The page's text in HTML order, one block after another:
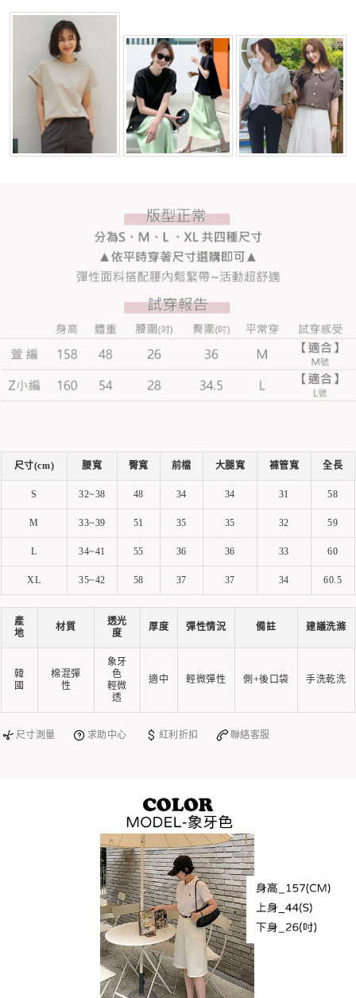
尺寸(cm) 腰寬 臀寬 前檔 大腿寬 褲管寬 全長
S 32~38 48 34 34 31 58
M 33~39 51 35 35 32 59
L 34~41 55 36 36 33 60
XL 35~42 58 37 37 34 60.5
產
地
材質
透光
度
厚度 彈性情況 備註 建議洗滌
韓
國
棉混彈
性
象牙
色
輕微
透
適中 輕微彈性 側+後口袋 手洗乾洗
尺寸測量 求助中心 紅利折扣 聯絡客服